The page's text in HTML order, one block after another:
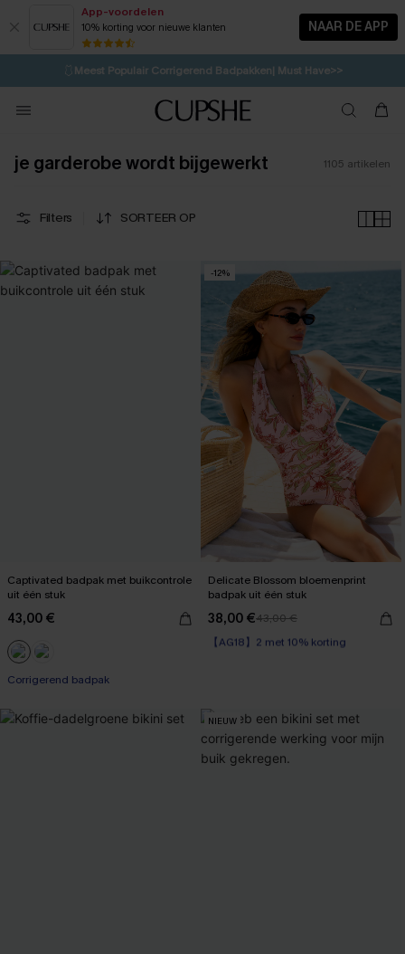
App-voordelen
10% korting voor nieuwe klanten NAAR DE APP
⚡️LAATSTE KANS | Tot 50% korting>>
🩱Meest Populair Corrigerend Badpakken| Must Have>>
💌Abonneer je & ontvang tot 15% korting>>
Koop 3, krijg 15% korting | CODE: SW15
je garderobe wordt bijgewerkt 1105 artikelen
Filters SORTEER OP
Captivated badpak met buikcontrole
uit één stuk
43,00 €
Corrigerend badpak
-12%
Delicate Blossom bloemenprint
badpak uit één stuk
38,00 €43,00 €
【AG18】2 met 10% korting
Corrigerend badpak
NIEUW